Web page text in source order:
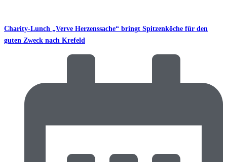
Charity-Lunch „Verve Herzenssache“ bringt Spitzenköche für den
guten Zweck nach Krefeld